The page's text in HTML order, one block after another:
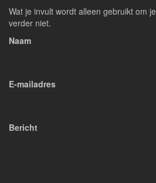
Wat je invult wordt alleen gebruikt om
verder niet.
Naam
E-mailadres
Bericht